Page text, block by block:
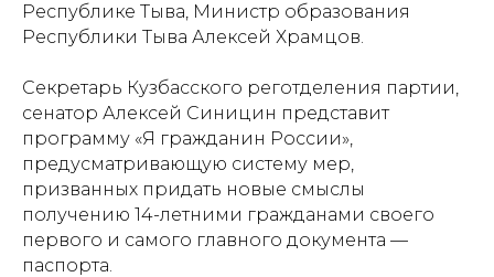
Республике Тыва, Министр образования
Республики Тыва Алексей Храмцов.
Секретарь Кузбасского реготделения партии,
сенатор Алексей Синицин представит
программу «Я гражданин России»,
предусматривающую систему мер,
призванных придать новые смыслы
получению 14-летними гражданами своего
первого и самого главного документа —
паспорта.